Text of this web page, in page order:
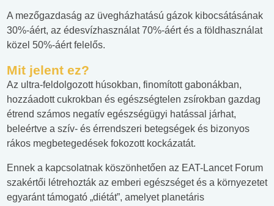
A mezőgazdaság az üvegházhatású gázok kibocsátásának
30%-áért, az édesvízhasználat 70%-áért és a földhasználat
közel 50%-áért felelős.
Mit jelent ez?
Az ultra-feldolgozott húsokban, finomított gabonákban,
hozzáadott cukrokban és egészségtelen zsírokban gazdag
étrend számos negatív egészségügyi hatással járhat,
beleértve a szív- és érrendszeri betegségek és bizonyos
rákos megbetegedések fokozott kockázatát.
Ennek a kapcsolatnak köszönhetően az EAT-Lancet Forum
szakértői létrehozták az emberi egészséget és a környezetet
egyaránt támogató „diétát”, amelyet planetáris